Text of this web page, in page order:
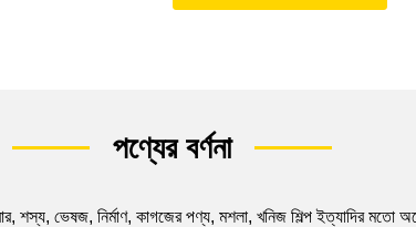
পণ্যের বর্ণনা
শস্য, ভেষজ, নির্মাণ, কাগজের পণ্য, মশলা, খনিজ শিল্প ইত্যাদির মতো